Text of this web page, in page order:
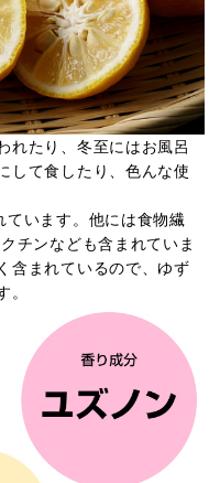
れたり、冬至にはお風呂
して食したり、色んな使
ています。他には食物繊
チンなども含まれていま
含まれているので、ゆず
。